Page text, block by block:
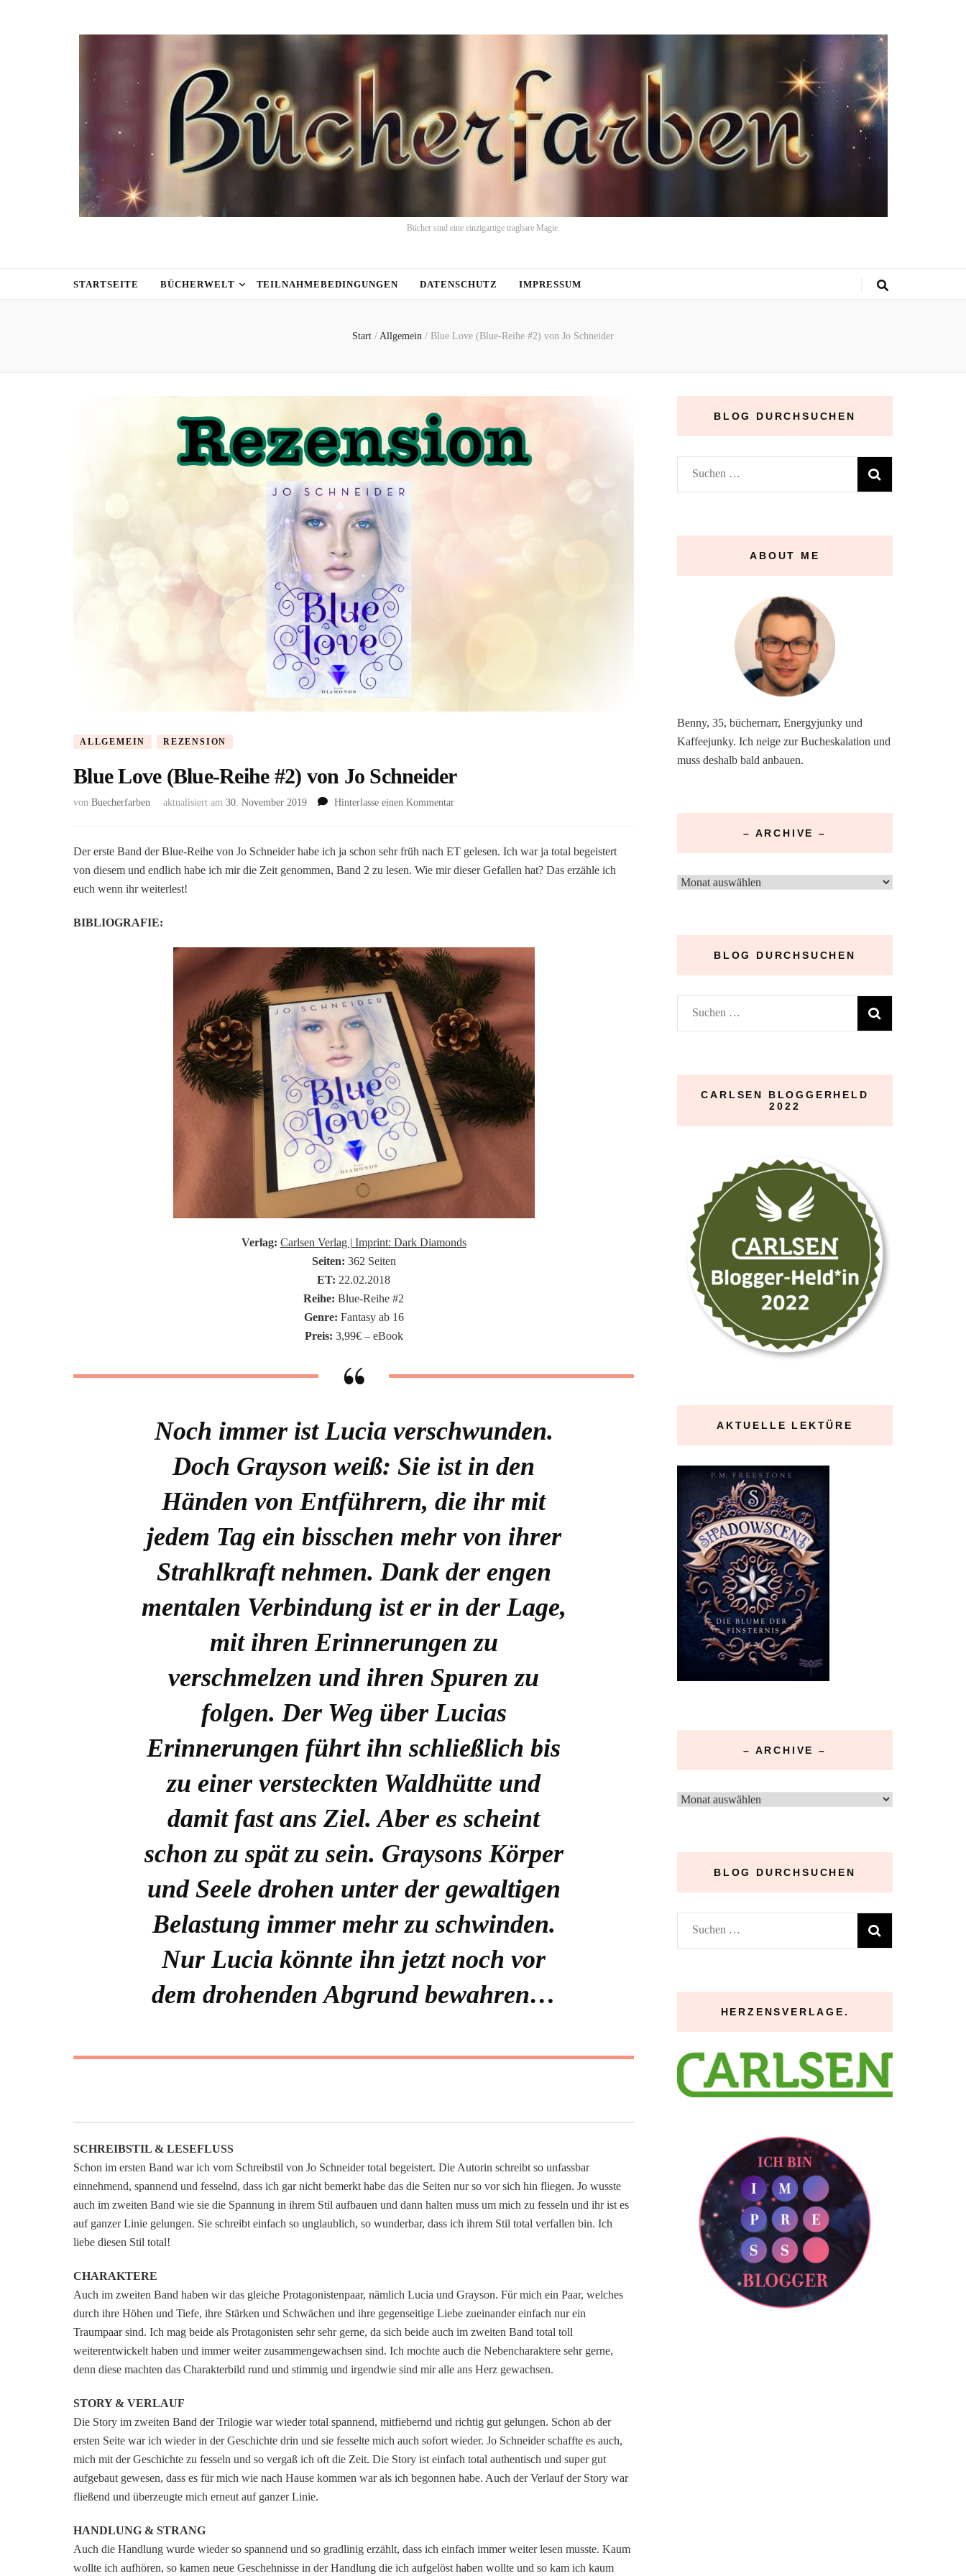
Bücher sind eine einzigartige tragbare Magie.
STARTSEITE BÜCHERWELT TEILNAHMEBEDINGUNGEN DATENSCHUTZ IMPRESSUM
Start / Allgemein / Blue Love (Blue-Reihe #2) von Jo Schneider
ALLGEMEIN REZENSION
Blue Love (Blue-Reihe #2) von Jo Schneider
von Buecherfarben aktualisiert am 30. November 2019 Hinterlasse einen Kommentarzu
(Blue-
#2)
Der erste Band der Blue-Reihe von Jo Schneider habe ich ja schon sehr früh nach ET gelesen. Ich war ja total begeistert
von diesem und endlich habe ich mir die Zeit genommen, Band 2 zu lesen. Wie mir dieser Gefallen hat? Das erzähle ich
euch wenn ihr weiterlest!
BIBLIOGRAFIE:
Verlag: Carlsen Verlag | Imprint: Dark Diamonds
Seiten: 362 Seiten
ET: 22.02.2018
Reihe: Blue-Reihe #2
Genre: Fantasy ab 16
Preis: 3,99€ – eBook
Noch immer ist Lucia verschwunden.
Doch Grayson weiß: Sie ist in den
Händen von Entführern, die ihr mit
jedem Tag ein bisschen mehr von ihrer
Strahlkraft nehmen. Dank der engen
mentalen Verbindung ist er in der Lage,
mit ihren Erinnerungen zu
verschmelzen und ihren Spuren zu
folgen. Der Weg über Lucias
Erinnerungen führt ihn schließlich bis
zu einer versteckten Waldhütte und
damit fast ans Ziel. Aber es scheint
schon zu spät zu sein. Graysons Körper
und Seele drohen unter der gewaltigen
Belastung immer mehr zu schwinden.
Nur Lucia könnte ihn jetzt noch vor
dem drohenden Abgrund bewahren…
SCHREIBSTIL & LESEFLUSS
Schon im ersten Band war ich vom Schreibstil von Jo Schneider total begeistert. Die Autorin schreibt so unfassbar
einnehmend, spannend und fesselnd, dass ich gar nicht bemerkt habe das die Seiten nur so vor sich hin fliegen. Jo wusste
auch im zweiten Band wie sie die Spannung in ihrem Stil aufbauen und dann halten muss um mich zu fesseln und ihr ist es
auf ganzer Linie gelungen. Sie schreibt einfach so unglaublich, so wunderbar, dass ich ihrem Stil total verfallen bin. Ich
liebe diesen Stil total!
CHARAKTERE
Auch im zweiten Band haben wir das gleiche Protagonistenpaar, nämlich Lucia und Grayson. Für mich ein Paar, welches
durch ihre Höhen und Tiefe, ihre Stärken und Schwächen und ihre gegenseitige Liebe zueinander einfach nur ein
Traumpaar sind. Ich mag beide als Protagonisten sehr sehr gerne, da sich beide auch im zweiten Band total toll
weiterentwickelt haben und immer weiter zusammengewachsen sind. Ich mochte auch die Nebencharaktere sehr gerne,
denn diese machten das Charakterbild rund und stimmig und irgendwie sind mir alle ans Herz gewachsen.
STORY & VERLAUF
Die Story im zweiten Band der Trilogie war wieder total spannend, mitfiebernd und richtig gut gelungen. Schon ab der
ersten Seite war ich wieder in der Geschichte drin und sie fesselte mich auch sofort wieder. Jo Schneider schaffte es auch,
mich mit der Geschichte zu fesseln und so vergaß ich oft die Zeit. Die Story ist einfach total authentisch und super gut
aufgebaut gewesen, dass es für mich wie nach Hause kommen war als ich begonnen habe. Auch der Verlauf der Story war
fließend und überzeugte mich erneut auf ganzer Linie.
HANDLUNG & STRANG
Auch die Handlung wurde wieder so spannend und so gradlinig erzählt, dass ich einfach immer weiter lesen musste. Kaum
wollte ich aufhören, so kamen neue Geschehnisse in der Handlung die ich aufgelöst haben wollte und so kam ich kaum
BLOG DURCHSUCHEN
Suchen
nach:
ABOUT ME
Benny, 35, büchernarr, Energyjunky und
Kaffeejunky. Ich neige zur Bucheskalation und
muss deshalb bald anbauen.
– ARCHIVE –
–
BLOG DURCHSUCHEN
Suchen
nach:
CARLSEN BLOGGERHELD
2022
AKTUELLE LEKTÜRE
– ARCHIVE –
–
BLOG DURCHSUCHEN
Suchen
nach:
HERZENSVERLAGE.